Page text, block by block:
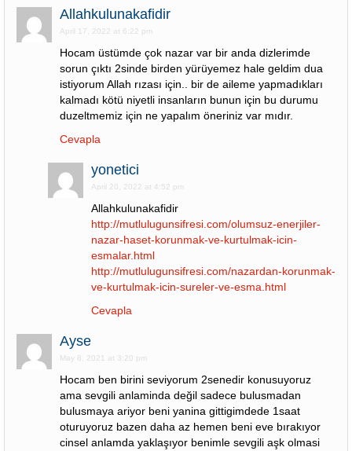
Allahkulunakafidir
April 17, 2022 at 6:22 pm
Hocam üstümde çok nazar var bir anda dizlerimde
sorun çıktı 2sinde birden yürüyemez hale geldim dua
istiyorum Allah rızası için.. bir de aileme yapmadıkları
kalmadı kötü niyetli insanların bunun için bu durumu
duzeltmemiz için ne yapalım öneriniz var mıdır.
Cevapla
yonetici
April 20, 2022 at 4:52 pm
Allahkulunakafidir
http://mutlulugunsifresi.com/olumsuz-enerjiler-
nazar-haset-korunmak-ve-kurtulmak-icin-
esmalar.html
http://mutlulugunsifresi.com/nazardan-korunmak-
ve-kurtulmak-icin-sureler-ve-esma.html
Cevapla
Ayse
May 8, 2021 at 3:20 pm
Hocam ben birini seviyorum 2senedir konusuyoruz
ama sevgili anlaminda değil sadece bulusmadan
bulusmaya ariyor beni yanina gittigimdede 1saat
oturuyoruz bazen daha az hemen beni eve bırakıyor
cinsel anlamda yaklaşıyor benimle sevgili aşk olmasi